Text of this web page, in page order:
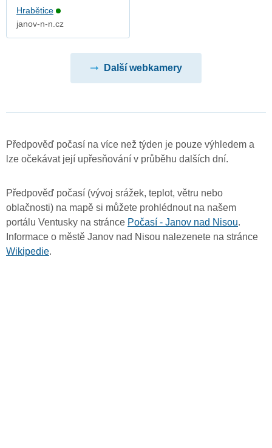
Hrabětice
janov-n-n.cz
Další webkamery
Předpověď počasí na více než týden je pouze výhledem a
lze očekávat její upřesňování v průběhu dalších dní.
Předpověď počasí (vývoj srážek, teplot, větru nebo
oblačnosti) na mapě si můžete prohlédnout na našem
portálu Ventusky na stránce Počasí - Janov nad Nisou.
Informace o městě Janov nad Nisou nalezenete na stránce
Wikipedie.